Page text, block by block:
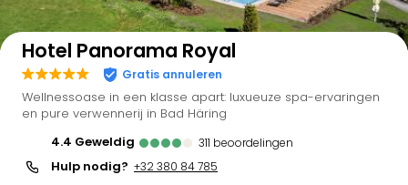
Bekijk op kaart
Hotel Panorama Royal
Gratis annuleren
Wellnessoase in een klasse apart: luxueuze spa-ervaringen
en pure verwennerij in Bad Häring
4.4
geweldig 311 beoordelingen
Hulp nodig? +32 380 84 785